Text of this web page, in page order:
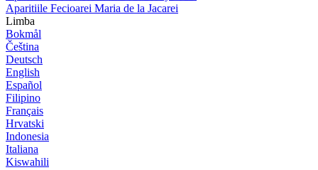
Aparitiile Fecioarei Maria de la Jacarei
Limba
Bokmål
Čeština
Deutsch
English
Español
Filipino
Français
Hrvatski
Indonesia
Italiana
Kiswahili